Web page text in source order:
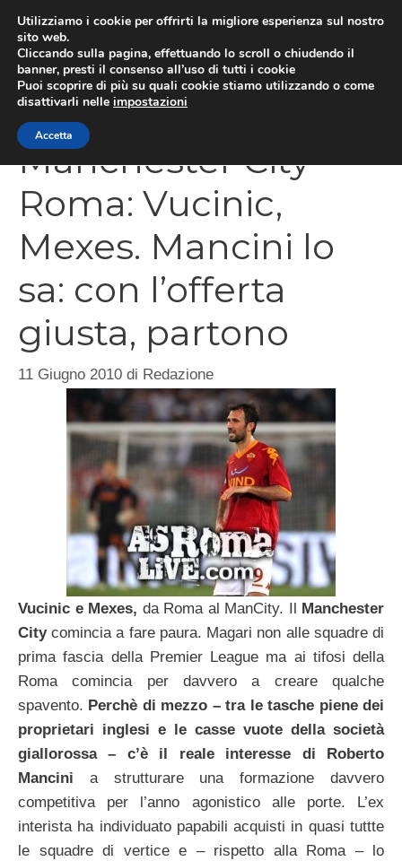
contenuto
Manchester City –
Roma: Vucinic,
Mexes. Mancini lo
sa: con l’offerta
giusta, partono
11 Giugno 2010 di Redazione
Vucinic e Mexes, da Roma al ManCity. Il
Manchester
Citycomincia a fare paura. Magari non alle squadre di
prima fascia della Premier League ma ai tifosi della
Roma comincia per davvero a creare qualche
spavento. Perchè di mezzo – tra le tasche piene dei
proprietari inglesi e le casse vuote della società
giallorossa – c’è il reale interesse di Roberto
Mancini a strutturare una formazione davvero
competitiva per l’anno agonistico alle porte. L’ex
interista ha individuato papabili acquisti in quasi tuttte
le squadre di vertice e – rispetto alla Roma – lo
Utilizziamo i cookie per offrirti la migliore esperienza sul nostro
sito web.
Cliccando sulla pagina, effettuando lo scroll o chiudendo il
banner, presti il consenso all’uso di tutti i cookie
Puoi scoprire di più su quali cookie stiamo utilizzando o come
disattivarli nelle impostazioni
Accetta